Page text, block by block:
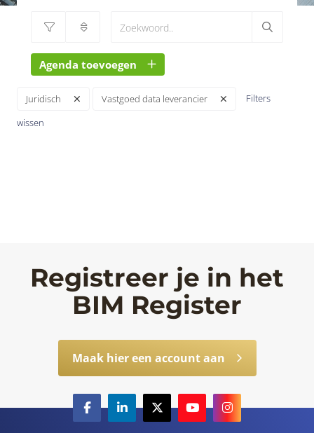
Agenda toevoegen
Juridisch Vastgoed data leverancier
Filters
wissen
Registreer je in het
BIM Register
Maak hier een account aan